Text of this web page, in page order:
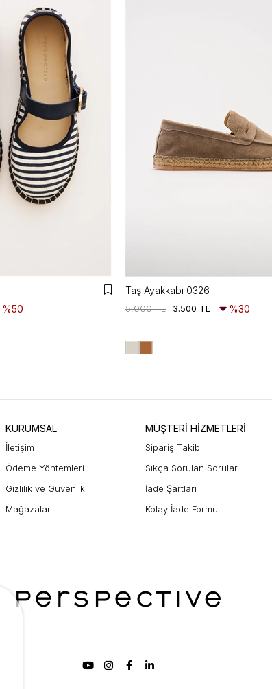
%50
Taş Ayakkabı 0326
3.500 TL
5.000 TL %30
KURUMSAL
İletişim
Ödeme Yöntemleri
Gizlilik ve Güvenlik
Mağazalar
MÜŞTERİ HİZMETLERİ
Sipariş Takibi
Sıkça Sorulan Sorular
İade Şartları
Kolay İade Formu